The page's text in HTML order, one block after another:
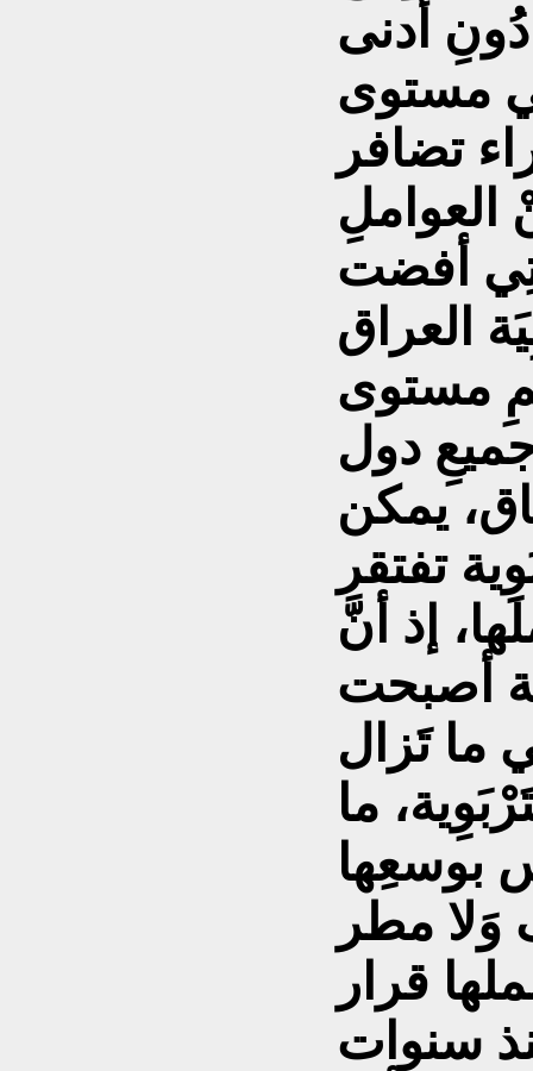
أدنى
مستوى
تضافر
أفضت
العراق
مستوى
جميعِ دول
يمكن
تفتقر
إذ أنَّ
أصبحت
ما تَزال
ما
بوسعِها
وَلا مطر
قرار
سنوات